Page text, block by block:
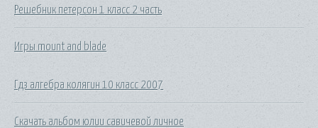
Решебник петерсон 1 класс 2 часть
Игры mount and blade
Гдз алгебра колягин 10 класс 2007
Скачать альбом юлии савичевой личное